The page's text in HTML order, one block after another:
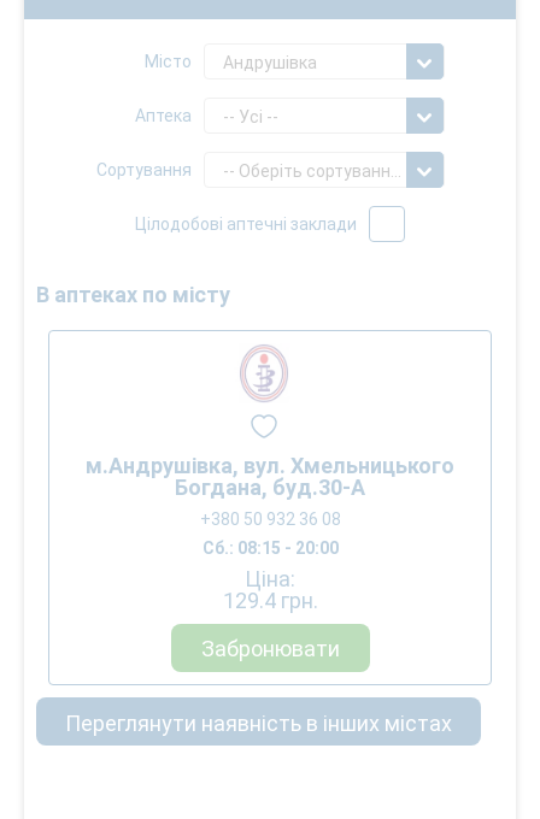
Місто Андрушівка
Аптека -- Усі --
Сортування
Цілодобові аптечні заклади
В аптеках по місту
м.Андрушівка, вул. Хмельницького
Богдана, буд.30-А
+380 50 932 36 08
Сб.: 08:15 - 20:00
Ціна:
129.4 грн.
Забронювати
Переглянути наявність в інших містах